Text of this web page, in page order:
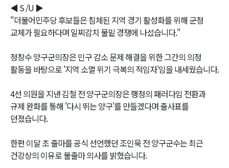
◀ S /U ▶
"더불어민주당 후보들은 침체된 지역 경기 활성화를 위해 군정
교체가 필요하다며 일찌감치 물밑 경쟁에 나섰습니다."
정창수 양구군의장은 인구 감소 문제 해결을 위한 그간의 의정
활동을 바탕으로 '지역 소멸 위기 극복의 적임자'임을 내세웠습니다.
4선 의원을 지낸 김철 전 양구군의장은 행정의 패러다임 전환과
규제 완화를 통해 '다시 뛰는 양구'를 만들겠다며 출사표를
던졌습니다.
한편 이달 초 출마를 공식 선언했던 조인묵 전 양구군수는 최근
건강상의 이유로 불출마 의사를 밝혔습니다.